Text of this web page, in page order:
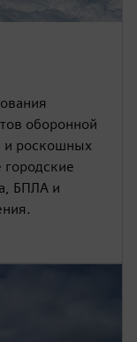
оборонной
и роскошных
БПЛА и